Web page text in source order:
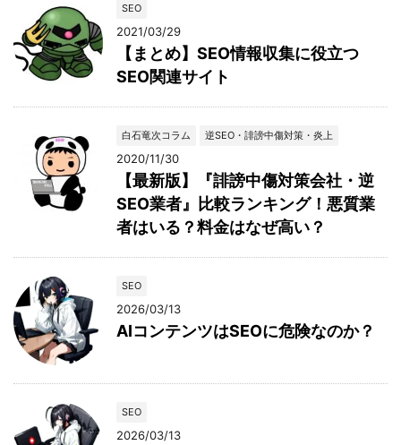
SEO
2021/03/29
【まとめ】SEO情報収集に役立つ
SEO関連サイト
白石竜次コラム 逆SEO・誹謗中傷対策・炎上
2020/11/30
【最新版】『誹謗中傷対策会社・逆
SEO業者』比較ランキング！悪質業
者はいる？料金はなぜ高い？
SEO
2026/03/13
AIコンテンツはSEOに危険なのか？
SEO
2026/03/13